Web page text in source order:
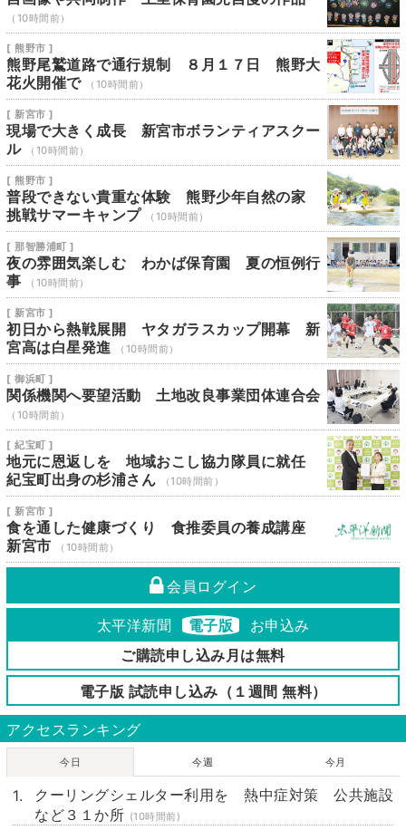
（10時間前）
[ 熊野市 ]
熊野尾鷲道路で通行規制 ８月１７日 熊野大
花火開催で
（10時間前）
[ 新宮市 ]
現場で大きく成長 新宮市ボランティアスクー
ル
（10時間前）
[ 熊野市 ]
普段できない貴重な体験 熊野少年自然の家
挑戦サマーキャンプ
（10時間前）
[ 那智勝浦町 ]
夜の雰囲気楽しむ わかば保育園 夏の恒例行
事
（10時間前）
[ 新宮市 ]
初日から熱戦展開 ヤタガラスカップ開幕 新
宮高は白星発進
（10時間前）
[ 御浜町 ]
関係機関へ要望活動 土地改良事業団体連合会
（10時間前）
[ 紀宝町 ]
地元に恩返しを 地域おこし協力隊員に就任
紀宝町出身の杉浦さん
（10時間前）
[ 新宮市 ]
食を通した健康づくり 食推委員の養成講座
新宮市
（10時間前）
会員ログイン
太平洋新聞 電子版
お申込み
ご購読申し込み月は無料
電子版 試読申し込み（１週間 無料）
アクセスランキング
今日 今週 今月
クーリングシェルター利用を 熱中症対策 公共施設
など３１か所 (10時間前)